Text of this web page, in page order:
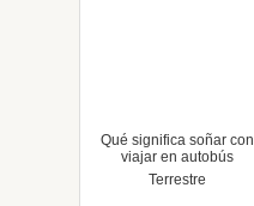
Qué significa soñar con
viajar en autobús
Terrestre